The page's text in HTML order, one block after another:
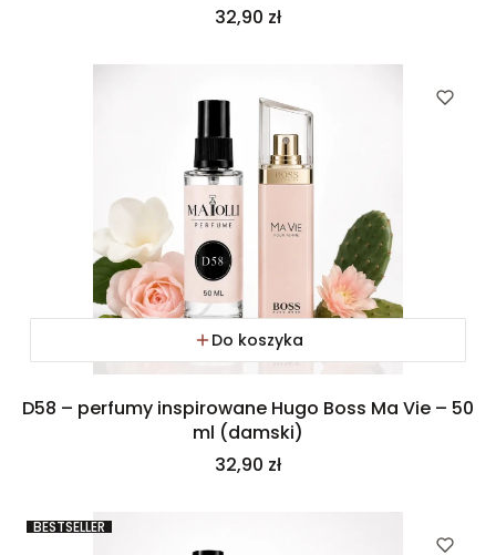
Cena
32,90 zł
Do koszyka
D58 – perfumy inspirowane Hugo Boss Ma Vie – 50
ml (damski)
Cena
32,90 zł
BESTSELLER